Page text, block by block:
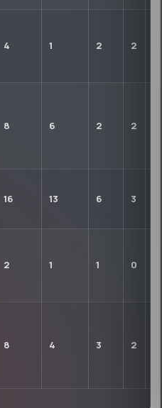
4 1 2 2
8 6 2 2
16 13 6 3
2 1 1 0
8 4 3 2